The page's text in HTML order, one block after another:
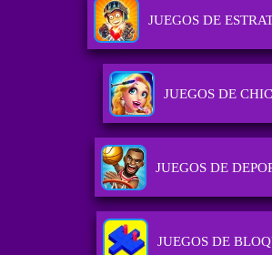
JUEGOS DE
JUEGOS DE
JUEGOS DE
JUEGOS DE